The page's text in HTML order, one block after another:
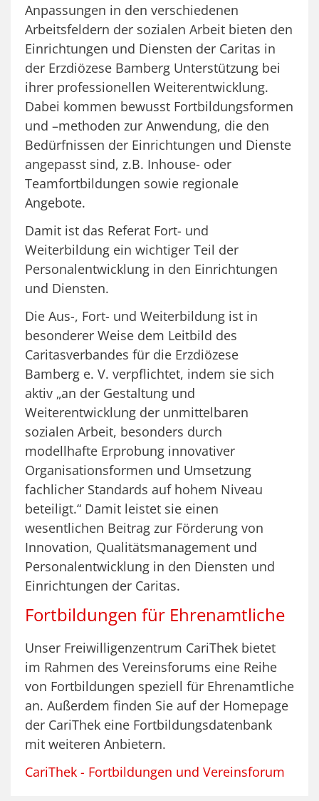
Anpassungen in den verschiedenen
Arbeitsfeldern der sozialen Arbeit bieten den
Einrichtungen und Diensten der Caritas in
der Erzdiözese Bamberg Unterstützung bei
ihrer professionellen Weiterentwicklung.
Dabei kommen bewusst Fortbildungsformen
und –methoden zur Anwendung, die den
Bedürfnissen der Einrichtungen und Dienste
angepasst sind, z.B. Inhouse- oder
Teamfortbildungen sowie regionale
Angebote.
Damit ist das Referat Fort- und
Weiterbildung ein wichtiger Teil der
Personalentwicklung in den Einrichtungen
und Diensten.
Die Aus-, Fort- und Weiterbildung ist in
besonderer Weise dem Leitbild des
Caritasverbandes für die Erzdiözese
Bamberg e. V. verpflichtet, indem sie sich
aktiv „an der Gestaltung und
Weiterentwicklung der unmittelbaren
sozialen Arbeit, besonders durch
modellhafte Erprobung innovativer
Organisationsformen und Umsetzung
fachlicher Standards auf hohem Niveau
beteiligt.“ Damit leistet sie einen
wesentlichen Beitrag zur Förderung von
Innovation, Qualitätsmanagement und
Personalentwicklung in den Diensten und
Einrichtungen der Caritas.
Fortbildungen für Ehrenamtliche
Unser Freiwilligenzentrum CariThek bietet
im Rahmen des Vereinsforums eine Reihe
von Fortbildungen speziell für Ehrenamtliche
an. Außerdem finden Sie auf der Homepage
der CariThek eine Fortbildungsdatenbank
mit weiteren Anbietern.
CariThek - Fortbildungen und Vereinsforum